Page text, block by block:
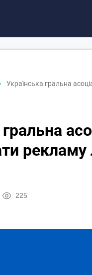
Українська гральна
рекламу
225